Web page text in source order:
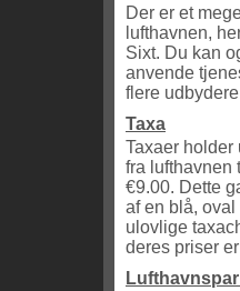
Der er et
lufthavnen,
Sixt. Du kan
anvende
flere
Taxa
Taxaer
fra lufthavnen
€9.00. Dette
af en blå,
ulovlige
deres priser